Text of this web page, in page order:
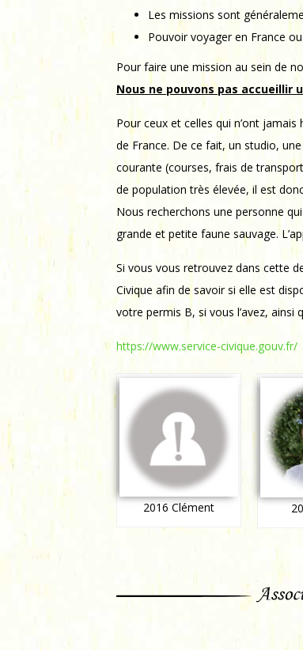
Les missions sont
Pouvoir voyager en France
Pour faire une mission au sein de
Nous ne pouvons pas accueillir
Pour ceux et celles qui n’ont
de France. De ce fait, un studio,
courante (courses, frais de
de population très élevée, il est
Nous recherchons une personne
grande et petite faune sauvage.
Si vous vous retrouvez dans cette
Civique afin de savoir si elle est
votre permis B, si vous l’avez, ainsi
https://www.service-civique.gouv.fr/
2016 Clément